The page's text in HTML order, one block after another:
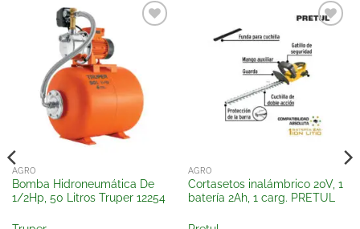
lista
de
deseos
AGRO
Bomba Hidroneumática De
1/2Hp, 50 Litros Truper 12254
a la
lista
de
AGRO
Cortasetos inalámbrico 20V, 1
batería 2Ah, 1 carg. PRETUL